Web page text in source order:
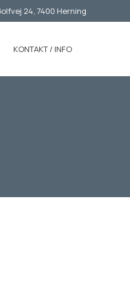
24, 7400 Herning
KONTAKT / INFO